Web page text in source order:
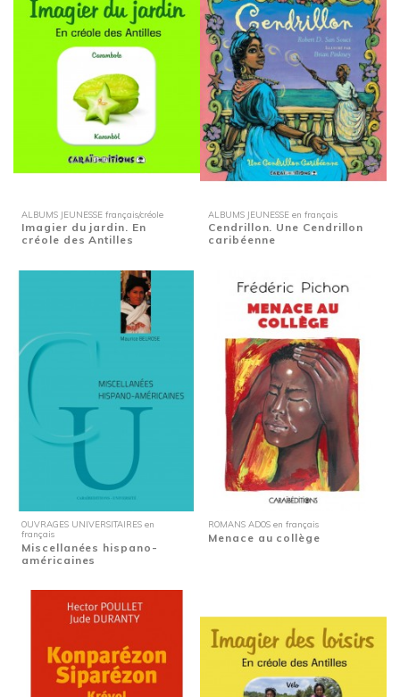
ALBUMS JEUNESSE français/créole
Imagier du jardin. En
créole des Antilles
ALBUMS JEUNESSE en français
Cendrillon. Une Cendrillon
caribéenne
OUVRAGES UNIVERSITAIRES en
français
Miscellanées hispano-
américaines
ROMANS ADOS en français
Menace au collège